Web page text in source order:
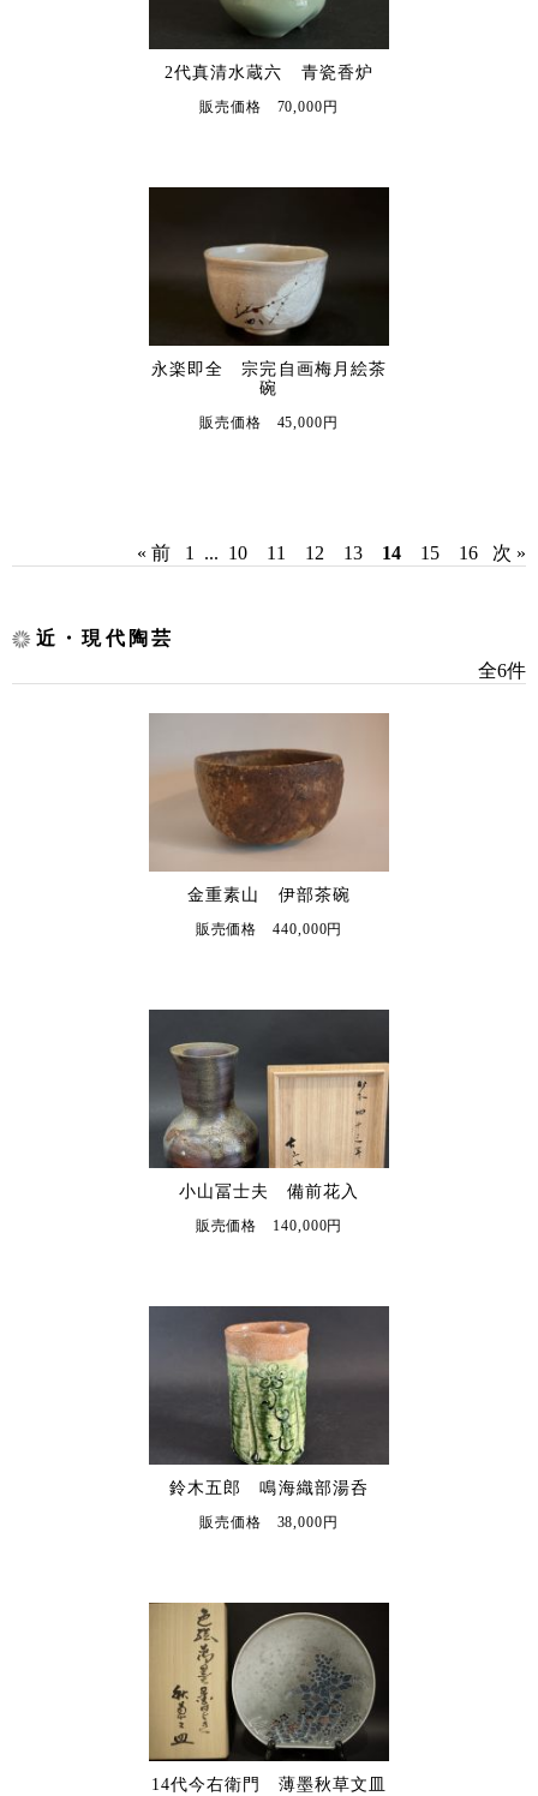
2代真清水蔵六 青瓷香炉
販売価格 70,000円
永楽即全 宗完自画梅月絵茶
碗
販売価格 45,000円
« 前 1 ... 10 11 12 13 14 15 16 次 »
近・現代陶芸
全6件
金重素山 伊部茶碗
販売価格 440,000円
小山冨士夫 備前花入
販売価格 140,000円
鈴木五郎 鳴海織部湯呑
販売価格 38,000円
14代今右衛門 薄墨秋草文皿